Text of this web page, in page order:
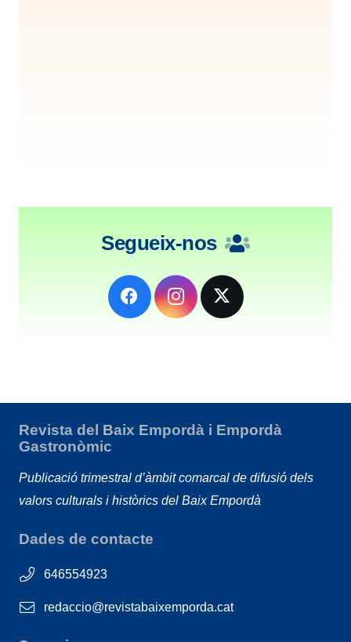
Segueix-nos
Revista del Baix Empordà i Empordà
Gastronòmic
Publicació trimestral d’àmbit comarcal de difusió dels
valors culturals i històrics del Baix Empordà
Dades de contacte
646554923
redaccio@revistabaixemporda.cat